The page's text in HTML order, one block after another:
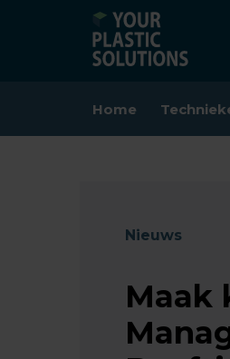
Home
Nieuws
Maak